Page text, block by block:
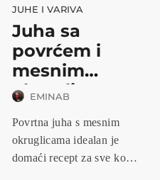
JUHE I VARIVA
Juha sa
povrćem i
mesnim
okruglic...
EMINAB
Povrtna juha s mesnim
okruglicama idealan je
domaći recept za sve koji